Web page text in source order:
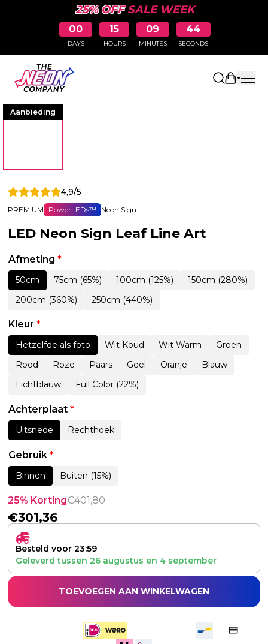
25% OFFSALE WEEK
00
DAYS
15
HOURS
09
MINUTES
44
SECONDS
Aanbieding
4,9/5
PREMIUM PowerLEDs™ Neon Sign
LED Neon Sign Leaf Line Art
Afmeting *
50cm 75cm (65%) 100cm (125%)
150cm (280%)
200cm (360%)
250cm (440%)
Kleur *
Hetzelfde als foto Wit Koud Wit Warm
Groen
Rood
Roze Paars Geel Oranje
Blauw
Lichtblauw
Full Color (22%)
Achterplaat *
Uitsnede Rechthoek
Gebruik *
Binnen Buiten (15%)
25% Korting€401,80
€301,36
Besteld voor 23:59
Geleverd tussen 26 augustus en 4 september
TOEVOEGEN AAN WINKELWAGEN